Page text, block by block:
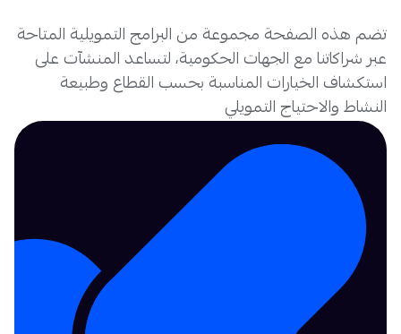
تضم هذه الصفحة مجموعة من البرامج التمويلية المتاحة
عبر شراكاتنا مع الجهات الحكومية، لتساعد المنشآت على
استكشاف الخيارات المناسبة بحسب القطاع وطبيعة
النشاط والاحتياج التمويلي